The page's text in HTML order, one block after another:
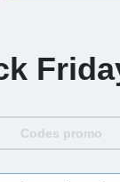
Codes promo